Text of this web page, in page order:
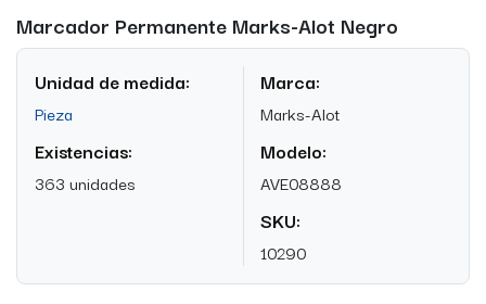
Marcador Permanente Marks-Alot Negro
Unidad de medida:
Pieza
Existencias:
363 unidades
Marca:
Marks-Alot
Modelo:
AVE08888
SKU:
10290